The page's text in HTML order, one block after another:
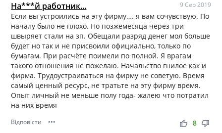
На***й работник... 9 Сер 2019
Если вы устроились на эту фирму…. я вам сочувствую. По
началу было не плохо. Но позжемесяца через три
швыряет стали на зп. Обещали разряд денег мол больше
будет но так и не присвоили официально, только по
бумагам. При расчёте поимели по полной. Я врагам
такого отношения не пожелаю. Начальство гнилое как и
фирма. Трудоустраиваться на фирму не советую. Время
самый ценный ресурс, не тратьте на эту фирму время.
Опыт личный не меньше полу года- жалею что потратил
на них время
Відповісти ••• thumb_up thumb_down
8